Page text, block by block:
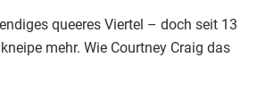
queeres Viertel – doch seit 13
mehr. Wie Courtney Craig das